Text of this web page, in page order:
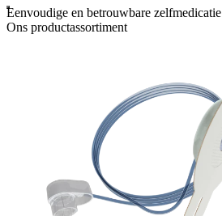
Eenvoudige en betrouwbare zelfmedicatie
Ons productassortiment